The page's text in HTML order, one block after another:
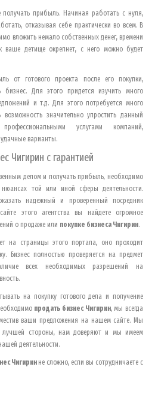
прибыль. Начиная работать с нуля,
отказывая себе практически во всем. В
вложить немало собственных денег, времени
ваше детище окрепнет, с него можно будет
от готового проекта после его покупки,
бизнес. Для этого придется изучить много
и т.д. Для этого потребуется много
значительно упростить данный
услугами компаний,
варианты.
Чигирин с гарантией
делом и получать прибыль, необходимо
нюансах той или иной сферы деятельности.
надежный и проверенный посредник
этого агентства вы найдете огромное
о продаже или покупке бизнеса Чигирин.
на страницы этого портала, оно проходит
Бизнес полностью проверяется на предмет
всех необходимых разрешений на
на покупку готового дела и получение
продать бизнес Чигирин, мы всегда
ваши предложения на нашем сайте. Мы
лучшей стороны, нам доверяют и мы имеем
деятельности.
Чигирин не сложно, если вы сотрудничаете с